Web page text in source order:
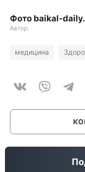
Фото baikal-
Автор:
медицина